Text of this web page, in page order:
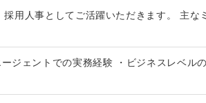
用人事としてご活躍いただきます。 主なミ
ジェントでの実務経験 ・ビジネスレベルの